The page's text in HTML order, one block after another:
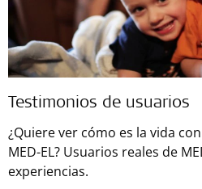
Testimonios de usuarios
¿Quiere ver cómo es la vida
MED-EL? Usuarios reales de
experiencias.